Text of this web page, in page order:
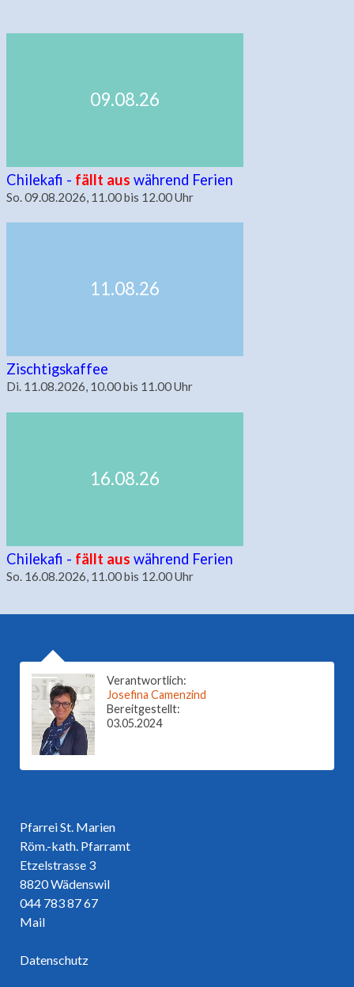
09.08.26
Chilekafi - fällt aus während Ferien
So. 09.08.2026, 11.00 bis 12.00 Uhr
11.08.26
Zischtigskaffee
Di. 11.08.2026, 10.00 bis 11.00 Uhr
16.08.26
Chilekafi - fällt aus während Ferien
So. 16.08.2026, 11.00 bis 12.00 Uhr
Pfarrei St. Marien
Röm.-kath. Pfarramt
Etzelstrasse 3
8820 Wädenswil
044 783 87 67
Mail
Datenschutz
Verantwortlich:
Josefina Camenzind
Bereitgestellt:
03.05.2024